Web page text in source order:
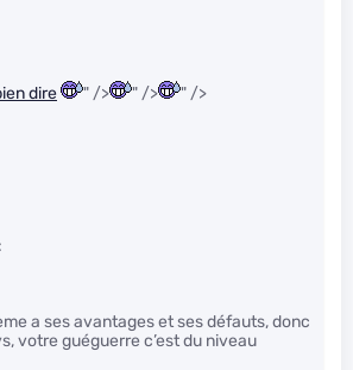
dire " /> " /> " />
a ses avantages et ses défauts, donc
votre guéguerre c’est du niveau